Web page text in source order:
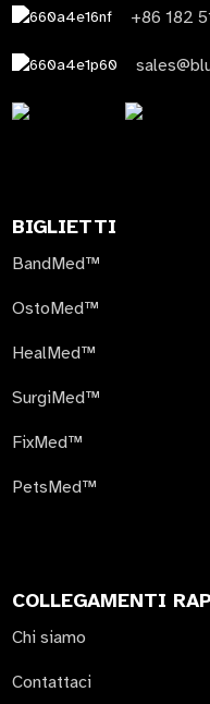
+86 182
BIGLIETTI
BandMed™
OstoMed™
HealMed™
SurgiMed™
FixMed™
PetsMed™
COLLEGAMENTI
Chi siamo
Contattaci